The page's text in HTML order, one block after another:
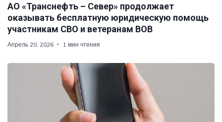
АО «Транснефть – Север» продолжает
оказывать бесплатную юридическую помощь
участникам СВО и ветеранам ВОВ
Апрель 20, 2026 1 мин чтения